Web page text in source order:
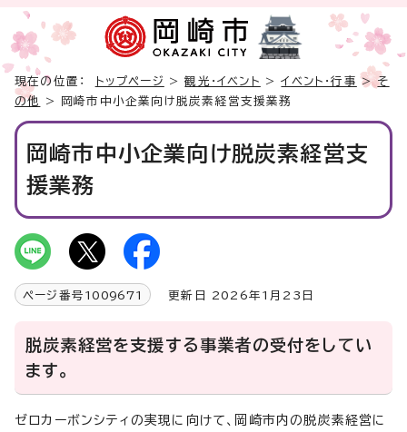
現在の位置： トップページ >観光・イベント >イベント・行事 >そ
の他
> 岡崎市中小企業向け脱炭素経営支援業務
岡崎市中小企業向け脱炭素経営支
援業務
ページ番号 1009671 更新日 2026年1月23日
脱炭素経営を支援する事業者の受付をしてい
ます。
ゼロカーボンシティの実現に向けて、岡崎市内の脱炭素経営に